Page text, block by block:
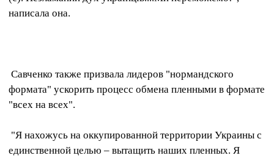
написала она.
Савченко также призвала лидеров "нормандского
формата" ускорить процесс обмена пленными в формате
"всех на всех".
"Я нахожусь на оккупированной территории Украины с
единственной целью – вытащить наших пленных. Я